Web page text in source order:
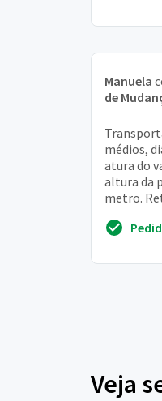
Manuela
de
médios,
atura do
altura da
metro.
pela m...
Veja